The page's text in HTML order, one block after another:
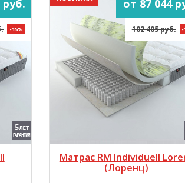
руб.
-15%
от 87 044
102 405 руб. -
Матрас RM Individuell
(Лоренц)